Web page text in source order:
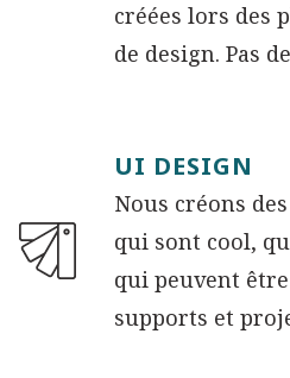
créées lors des
de design. Pas
UI DESIGN
Nous créons
qui sont cool,
qui peuvent
supports et